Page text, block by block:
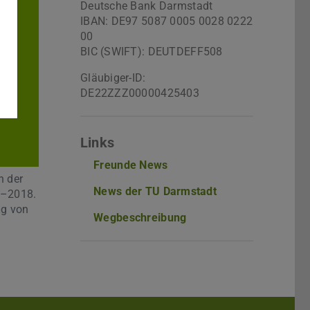
der
von
Deutsche Bank Darmstadt
IBAN: DE97 5087 0005 0028 0222
00
BIC (SWIFT): DEUTDEFF508
Gläubiger-ID:
DE22ZZZ00000425403
Links
Freunde News
News der TU Darmstadt
Wegbeschreibung